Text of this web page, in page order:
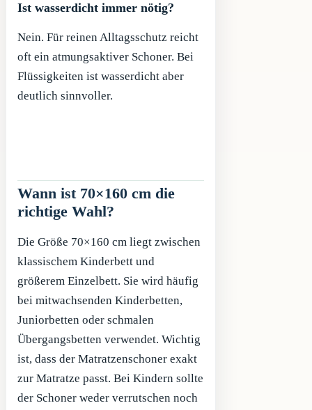
Ist wasserdicht immer nötig?
Nein. Für reinen Alltagsschutz reicht
oft ein atmungsaktiver Schoner. Bei
Flüssigkeiten ist wasserdicht aber
deutlich sinnvoller.
Wann ist 70×160 cm die
richtige Wahl?
Die Größe 70×160 cm liegt zwischen
klassischem Kinderbett und
größerem Einzelbett. Sie wird häufig
bei mitwachsenden Kinderbetten,
Juniorbetten oder schmalen
Übergangsbetten verwendet. Wichtig
ist, dass der Matratzenschoner exakt
zur Matratze passt. Bei Kindern sollte
der Schoner weder verrutschen noch